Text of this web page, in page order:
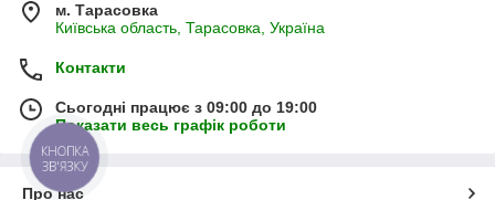
м. Тарасовка
Київська область, Тарасовка, Україна
Контакти
Сьогодні працює з 09:00 до 19:00
Показати весь графік роботи
Про нас
КНОПКА
ЗВ'ЯЗКУ